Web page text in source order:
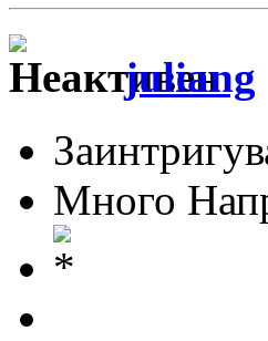
juliang
Много